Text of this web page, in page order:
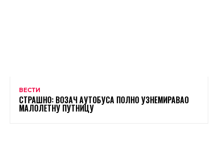
ВЕСТИ
СТРАШНО: ВОЗАЧ АУТОБУСА ПОЛНО УЗНЕМИРАВАО
МАЛОЛЕТНУ ПУТНИЦУ